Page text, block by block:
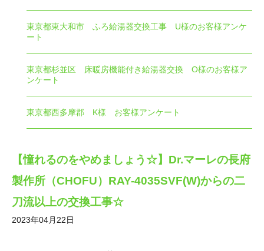
東京都東大和市 ふろ給湯器交換工事 U様のお客様アンケ
ート
東京都杉並区 床暖房機能付き給湯器交換 O様のお客様ア
ンケート
東京都西多摩郡 K様 お客様アンケート
【憧れるのをやめましょう☆】Dr.マーレの長府
製作所（CHOFU）RAY-4035SVF(W)からの二
刀流以上の交換工事☆
2023年04月22日